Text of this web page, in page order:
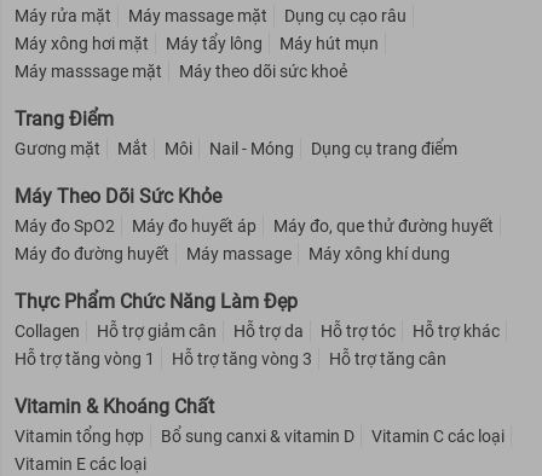
Máy rửa mặt Máy massage mặt
Dụng cụ cạo râu
Máy xông hơi mặt
Máy tẩy lông
Máy hút mụn
Máy masssage mặt
Máy theo dõi sức khoẻ
Trang Điểm
Gương mặt Mắt Môi Nail - Móng Dụng cụ trang điểm
Máy Theo Dõi Sức Khỏe
Máy đo SpO2 Máy đo huyết áp
Máy đo, que thử đường huyết
Máy đo đường huyết
Máy massage Máy xông khí dung
Thực Phẩm Chức Năng Làm Đẹp
Collagen Hỗ trợ giảm cân Hỗ trợ da Hỗ trợ tóc
Hỗ trợ khác
Hỗ trợ tăng vòng 1
Hỗ trợ tăng vòng 3 Hỗ trợ tăng cân
Vitamin & Khoáng Chất
Vitamin tổng hợp Bổ sung canxi & vitamin D
Vitamin C các loại
Vitamin E các loại